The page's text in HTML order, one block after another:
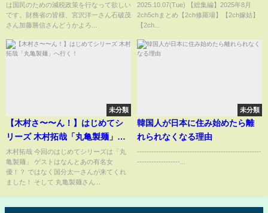
沢洋一さん
は国民のための減税政策を行なって欲しい
です。財務省の皆様、宮沢洋一さん石破茂
さん加藤勝信さんどうかよろ...
とめ 5ch【作業用】【2chエネ
夫】【2chその神経がわからん】
2025.10.07(Tue) 【総集編】2025年8月
2ch5chまとめ【2ch修羅場】【2ch嫁姑】
【2ch...
未分類
【木村さ〜〜ん！】はじめてシ
リーズ 木村拓哉「丸亀製麺」へ
行く！
木村拓哉 今回のはじめてシリーズは「丸
亀製麺」 ゲストはなんとあの有名女
優！？ ではなく国分太一さんが来てくれ
ました！ そして 丸亀製麺さん...
未分類
韓国人が日本に住み始めたら離
れられなくなる理由
----------------------------------------------------
------------------...